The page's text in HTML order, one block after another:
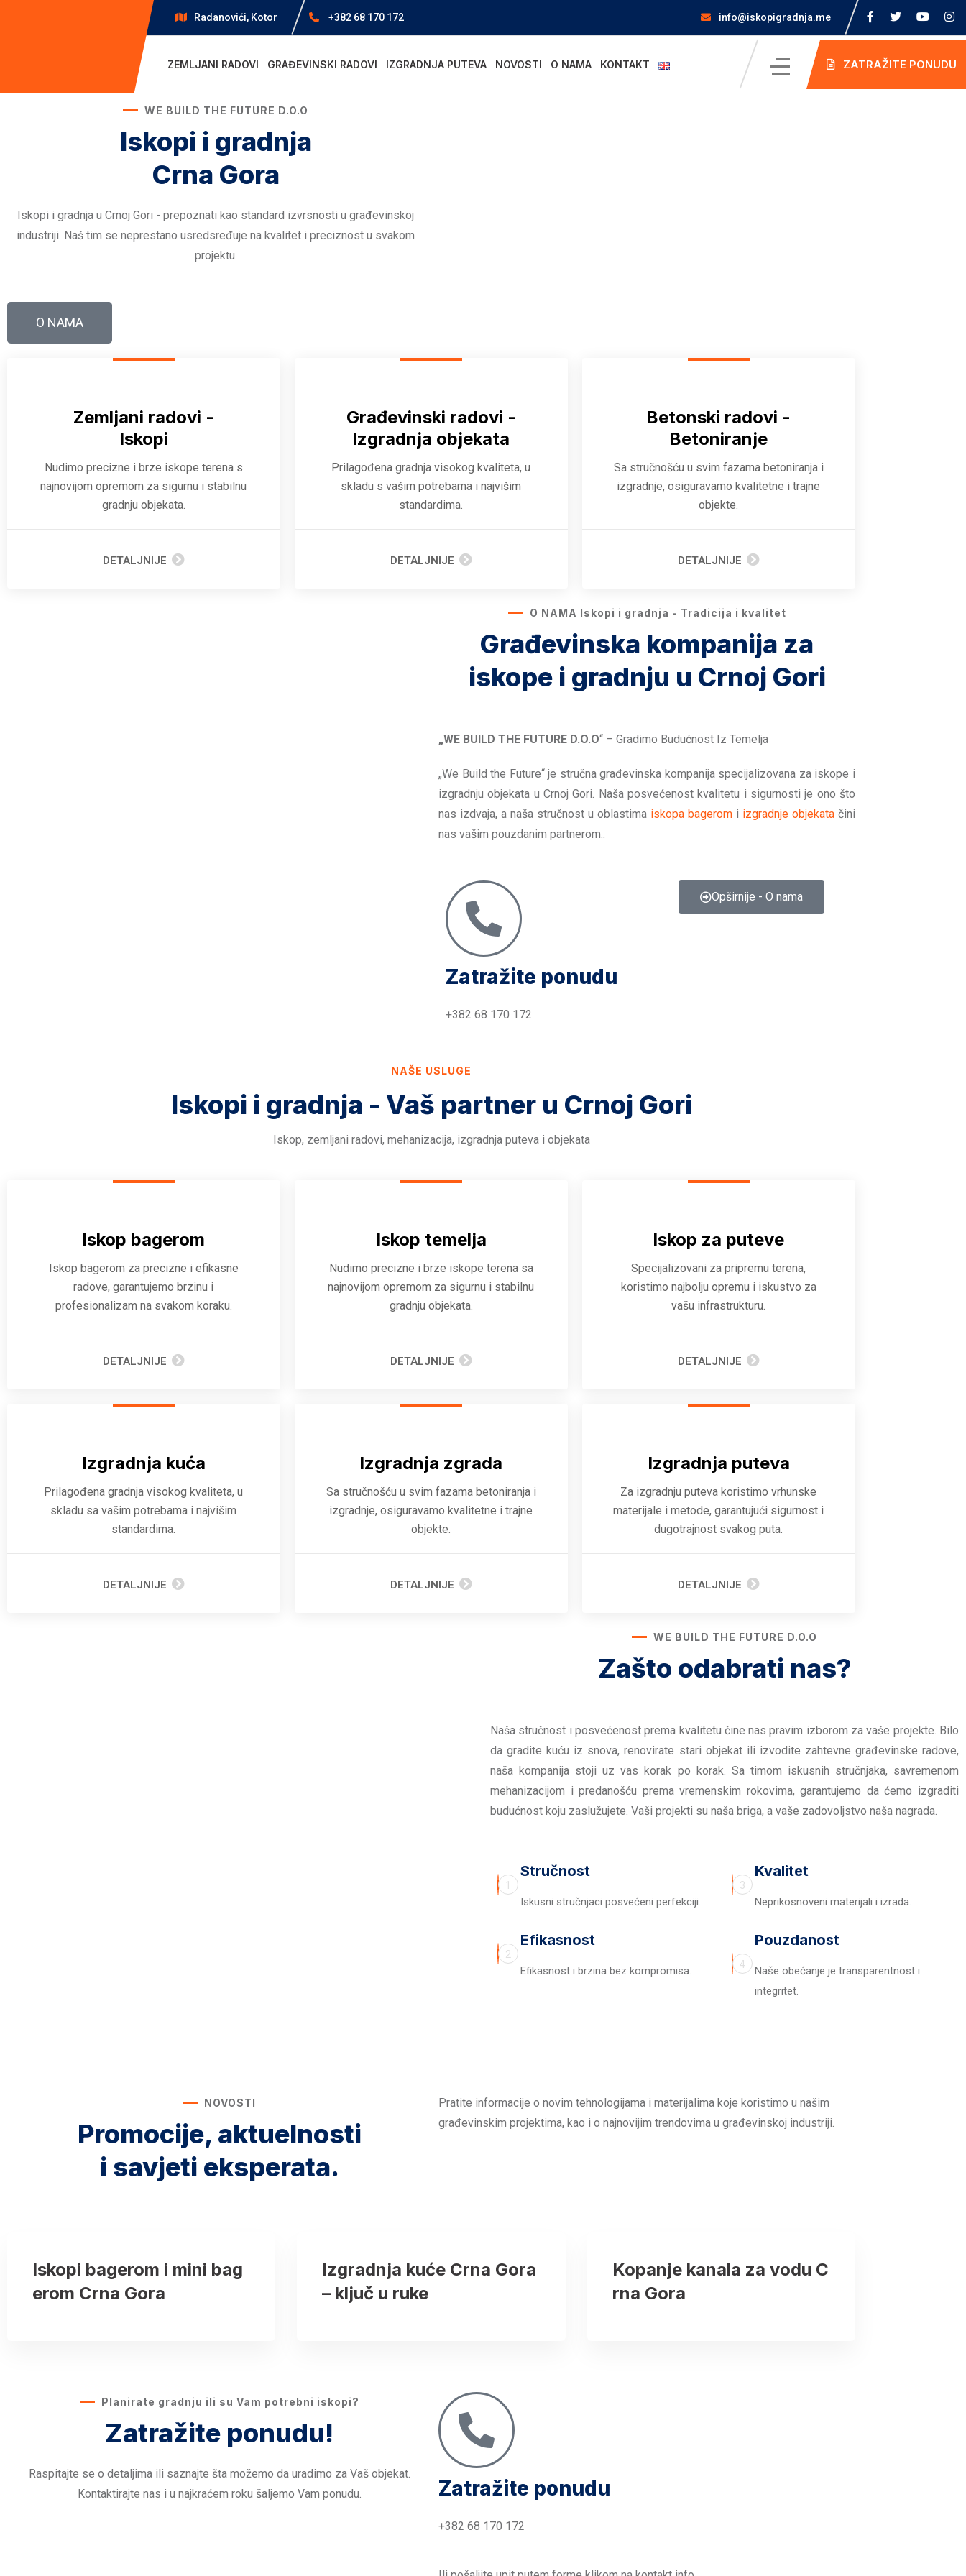
Radanovići, Kotor +382 68 170 172 info@iskopigradnja.me
ZEMLJANI RADOVI GRAĐEVINSKI RADOVI IZGRADNJA PUTEVA NOVOSTI O NAMA KONTAKT ZATRAŽITE PONUDU
WE BUILD THE FUTURE D.O.O
Iskopi i gradnja
Crna Gora
Iskopi i gradnja u Crnoj Gori - prepoznati kao standard izvrsnosti u građevinskoj
industriji. Naš tim se neprestano usredsređuje na kvalitet i preciznost u svakom
projektu.
O NAMA
Zemljani radovi -
Iskopi
Nudimo precizne i brze iskope terena s
najnovijom opremom za sigurnu i stabilnu
gradnju objekata.
DETALJNIJE
Građevinski radovi -
Izgradnja objekata
Prilagođena gradnja visokog kvaliteta, u
skladu s vašim potrebama i najvišim
standardima.
DETALJNIJE
Betonski radovi -
Betoniranje
Sa stručnošću u svim fazama betoniranja i
izgradnje, osiguravamo kvalitetne i trajne
objekte.
DETALJNIJE
O NAMA Iskopi i gradnja - Tradicija i kvalitet
Građevinska kompanija za
iskope i gradnju u Crnoj Gori
„WE BUILD THE FUTURE D.O.O“ – Gradimo Budućnost Iz Temelja
„We Build the Future“ je stručna građevinska kompanija specijalizovana za iskope i
izgradnju objekata u Crnoj Gori. Naša posvećenost kvalitetu i sigurnosti je ono što
nas izdvaja, a naša stručnost u oblastima iskopa bagerom i izgradnje objekata čini
nas vašim pouzdanim partnerom..
Zatražite ponudu
+382 68 170 172
Opširnije - O nama
NAŠE USLUGE
Iskopi i gradnja - Vaš partner u Crnoj Gori
Iskop, zemljani radovi, mehanizacija, izgradnja puteva i objekata
Iskop bagerom
Iskop bagerom za precizne i efikasne
radove, garantujemo brzinu i
profesionalizam na svakom koraku.
DETALJNIJE
Iskop temelja
Nudimo precizne i brze iskope terena sa
najnovijom opremom za sigurnu i stabilnu
gradnju objekata.
DETALJNIJE
Iskop za puteve
Specijalizovani za pripremu terena,
koristimo najbolju opremu i iskustvo za
vašu infrastrukturu.
DETALJNIJE
Izgradnja kuća
Prilagođena gradnja visokog kvaliteta, u
skladu sa vašim potrebama i najvišim
standardima.
DETALJNIJE
Izgradnja zgrada
Sa stručnošću u svim fazama betoniranja i
izgradnje, osiguravamo kvalitetne i trajne
objekte.
DETALJNIJE
Izgradnja puteva
Za izgradnju puteva koristimo vrhunske
materijale i metode, garantujući sigurnost i
dugotrajnost svakog puta.
DETALJNIJE
WE BUILD THE FUTURE D.O.O
Zašto odabrati nas?
Naša stručnost i posvećenost prema kvalitetu čine nas pravim izborom za vaše projekte. Bilo
da gradite kuću iz snova, renovirate stari objekat ili izvodite zahtevne građevinske radove,
naša kompanija stoji uz vas korak po korak. Sa timom iskusnih stručnjaka, savremenom
mehanizacijom i predanošću prema vremenskim rokovima, garantujemo da ćemo izgraditi
budućnost koju zaslužujete. Vaši projekti su naša briga, a vaše zadovoljstvo naša nagrada.
1
Stručnost
Iskusni stručnjaci posvećeni perfekciji.
2
Efikasnost
Efikasnost i brzina bez kompromisa.
3
Kvalitet
Neprikosnoveni materijali i izrada.
4
Pouzdanost
Naše obećanje je transparentnost i
integritet.
NOVOSTI
Promocije, aktuelnosti
i savjeti eksperata.
Pratite informacije o novim tehnologijama i materijalima koje koristimo u našim
građevinskim projektima, kao i o najnovijim trendovima u građevinskoj industriji.
Iskopi bagerom i mini bag
erom Crna Gora
Izgradnja kuće Crna Gora
– ključ u ruke
Kopanje kanala za vodu C
rna Gora
Planirate gradnju ili su Vam potrebni iskopi?
Zatražite ponudu!
Raspitajte se o detaljima ili saznajte šta možemo da uradimo za Vaš objekat.
Kontaktirajte nas i u najkraćem roku šaljemo Vam ponudu.
Zatražite ponudu
+382 68 170 172